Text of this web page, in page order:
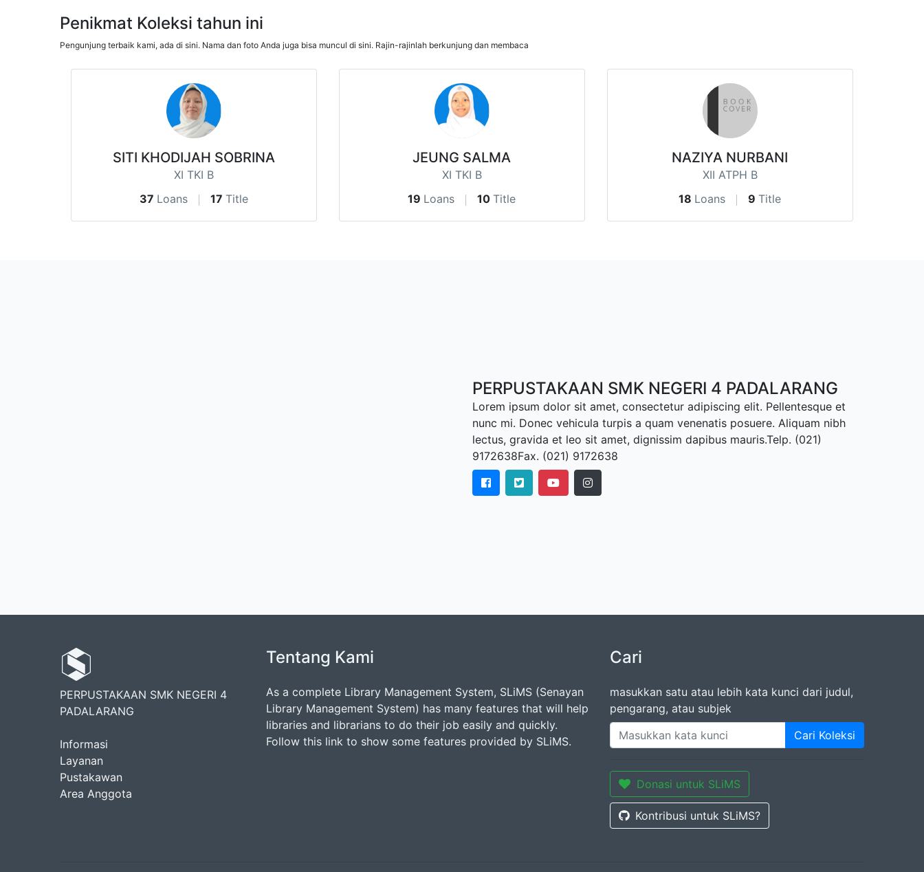
Penikmat Koleksi tahun ini
Pengunjung terbaik kami, ada di sini. Nama dan foto Anda juga bisa muncul di sini. Rajin-rajinlah berkunjung dan membaca
SITI KHODIJAH SOBRINA
XI TKI B
37 Loans 17 Title
JEUNG SALMA
XI TKI B
19 Loans 10 Title
NAZIYA NURBANI
XII ATPH B
18 Loans 9 Title
PERPUSTAKAAN SMK NEGERI 4 PADALARANG
Lorem ipsum dolor sit amet, consectetur adipiscing elit. Pellentesque et
nunc mi. Donec vehicula turpis a quam venenatis posuere. Aliquam nibh
lectus, gravida et leo sit amet, dignissim dapibus mauris.Telp. (021)
9172638Fax. (021) 9172638
PERPUSTAKAAN SMK NEGERI 4
PADALARANG
Informasi
Layanan
Pustakawan
Area Anggota
Tentang Kami
As a complete Library Management System, SLiMS (Senayan
Library Management System) has many features that will help
libraries and librarians to do their job easily and quickly.
Follow this link to show some features provided by SLiMS.
Cari
masukkan satu atau lebih kata kunci dari judul,
pengarang, atau subjek
Cari Koleksi
Donasi untuk SLiMS
Kontribusi untuk SLiMS?